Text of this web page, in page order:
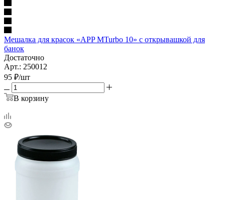
Мешалка для красок «APP MTurbo 10» с открывашкой для
банок
Достаточно
Арт.: 250012
95 ₽/шт
В корзину